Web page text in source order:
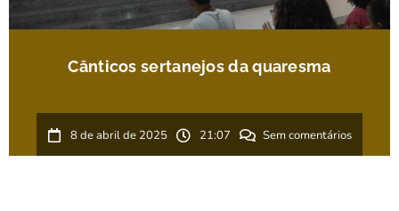
Cânticos sertanejos da quaresma
8 de abril de 2025 21:07 Sem comentários